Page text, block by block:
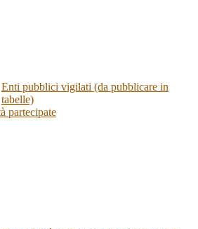
Enti pubblici vigilati (da pubblicare in
tabelle)
partecipate